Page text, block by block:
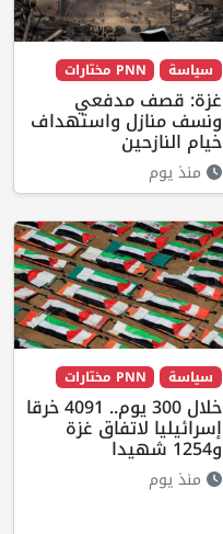
سياسة PNN مختارات
غزة: قصف مدفعي
ونسف منازل واستهداف
خيام النازحين
منذ يوم
سياسة PNN مختارات
خلال 300 يوم.. 4091 خرقا
إسرائيليا لاتفاق غزة
و1254 شهيدا
منذ يوم